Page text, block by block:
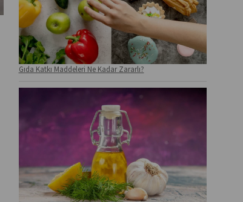
Gıda Katkı Maddeleri Ne Kadar Zararlı?